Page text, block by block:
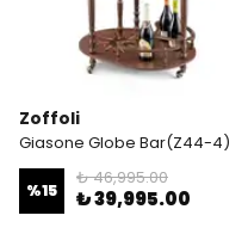
Zoffoli
Giasone Globe Bar(Z44-4)
%15
₺ 46,995.00
₺ 39,995.00